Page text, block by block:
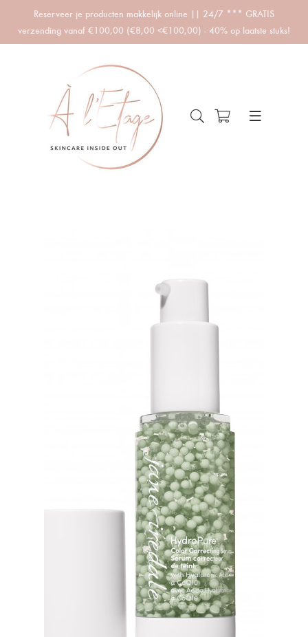
Reserveer je producten makkelijk online || 24/7 *** GRATIS
verzending vanaf €100,00 (€8,00 <€100,00) - 40% op laatste stuks!